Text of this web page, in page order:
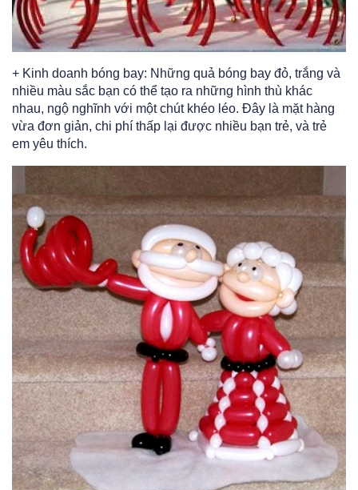
+ Kinh doanh bóng bay: Những quả bóng bay đỏ, trắng và
nhiều màu sắc bạn có thể tạo ra những hình thù khác
nhau, ngộ nghĩnh với một chút khéo léo. Đây là mặt hàng
vừa đơn giản, chi phí thấp lại được nhiều bạn trẻ, và trẻ
em yêu thích.